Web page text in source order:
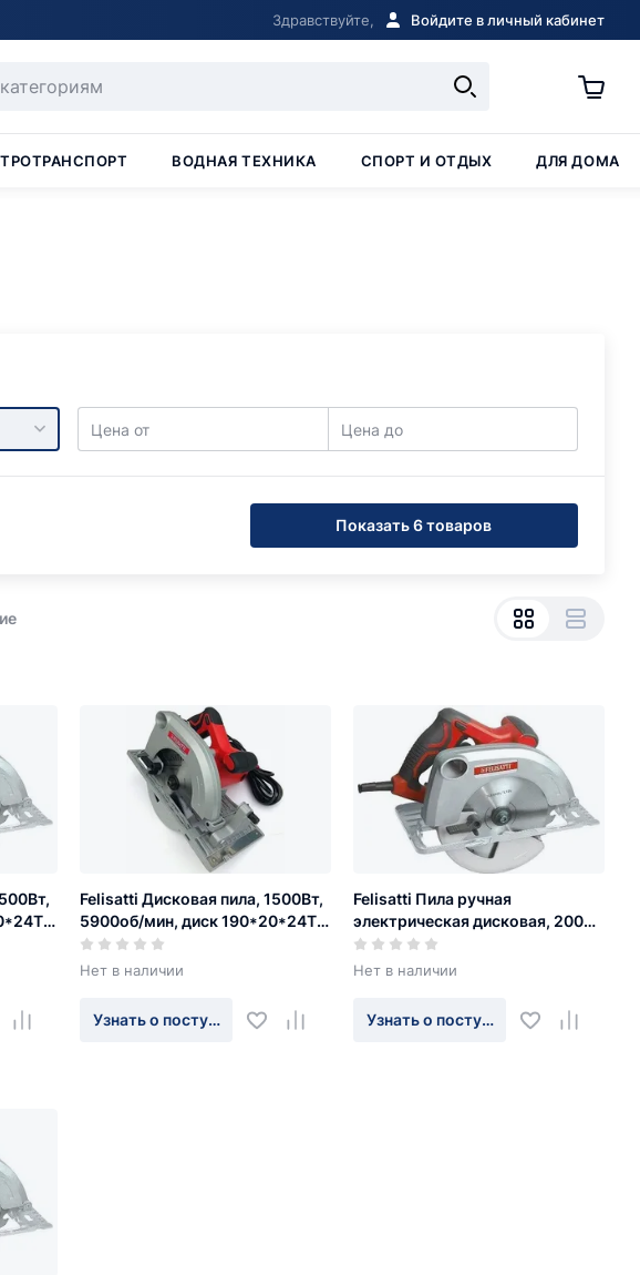
Здравствуйте, Войдите в личный кабинет
ВОДНАЯ ТЕХНИКА СПОРТ И ОТДЫХ ДЛЯ ДОМА
Цена от Цена до
Показать 6 товаров
Felisatti Дисковая пила, 1500Вт,
5900об/мин, диск 190*20*24Т,
гл. проп. 68мм, литая платф.
Нет в наличии
Узнать о поступлении
Felisatti Пила ручная
электрическая дисковая, 2000
Вт., 4700 об/мин., диск
210*30*40Т, глуб. пропила 74
Нет в наличии
Узнать о поступлении